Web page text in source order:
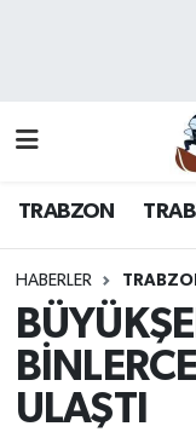
TRABZON
HABERLER
ULAŞTI
Hava Durumu
Namaz
Trafik
Süper Lig
Tüm